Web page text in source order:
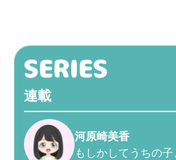
連載
河原崎美香
もしかしてうちの